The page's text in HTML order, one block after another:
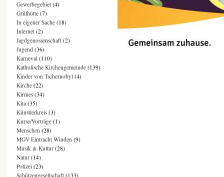
Gewerbegebiet (4)
Grillhütte (7)
In eigener Sache (18)
Internet (2)
Jagdgenossenschaft (2)
Jugend (36)
Karneval (110)
Katholische Kirchengemeinde (139)
Kinder von Tschernobyl (4)
Kirche (22)
Kirmes (34)
Kita (35)
Künstlerkreis (3)
Kurse/Vorträge (1)
Menschen (28)
MGV Eintracht Winden (9)
Musik & Kultur (28)
Natur (14)
Polizei (23)
Schützengesellschaft (133)